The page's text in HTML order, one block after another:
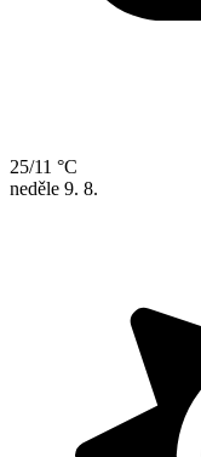
25/11 °C
neděle 9. 8.